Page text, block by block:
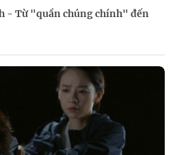
- Từ "quần chúng chính" đến